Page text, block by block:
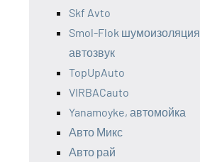
Skf Avto
Smol-Flok шумоизоляция
автозвук
TopUpAuto
VIRBACauto
Yanamoyke, автомойка
Авто Микс
Авто рай